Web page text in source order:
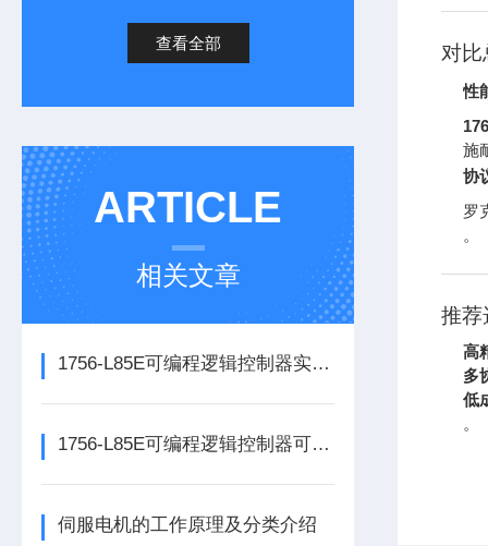
查看全部
ARTICLE
相关文章
1756-L85E可编程逻辑控制器实操应用常见问题分析及解决方法探讨
1756-L85E可编程逻辑控制器可满足多行业自动化精准控制需求
伺服电机的工作原理及分类介绍
对比
性
施
协
罗
。
推荐
高
多
低
。